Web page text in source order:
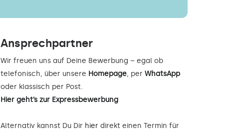
Ansprechpartner
Wir freuen uns auf Deine Bewerbung – egal ob
telefonisch, über unsere Homepage, per WhatsApp
oder klassisch per Post.
Hier geht’s zur Expressbewerbung
Alternativ kannst Du Dir hier direkt einen Termin für